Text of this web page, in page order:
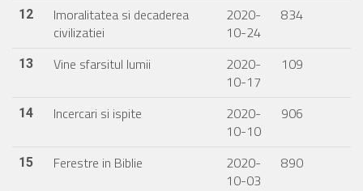
12
Imoralitatea si decaderea
civilizatiei
2020-
10-24
834
13 Vine sfarsitul lumii
2020-
10-17
109
14 Incercari si ispite
2020-
10-10
906
15 Ferestre in Biblie
2020-
10-03
890